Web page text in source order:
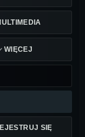
WIĘCEJ
SIĘ